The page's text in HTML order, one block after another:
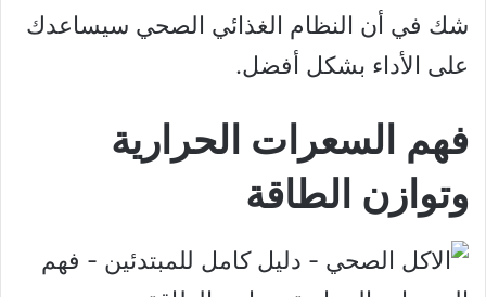
شك في أن النظام الغذائي الصحي سيساعدك
على الأداء بشكل أفضل.
فهم السعرات الحرارية
وتوازن الطاقة